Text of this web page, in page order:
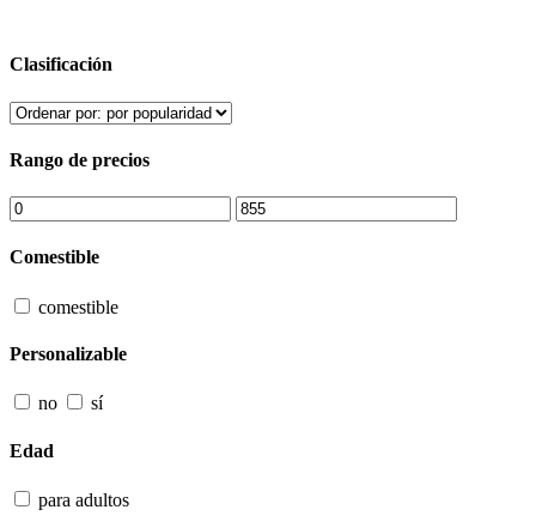
Clasificación
Rango de precios
Comestible
comestible
Personalizable
no sí
Edad
para adultos